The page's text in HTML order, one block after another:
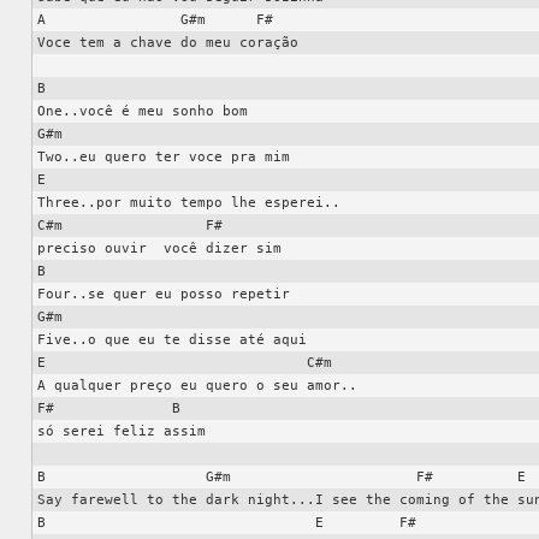
A                G#m      F#
Voce tem a chave do meu coração
B
One..você é meu sonho bom
G#m
Two..eu quero ter voce pra mim
E
Three..por muito tempo lhe esperei..
C#m                 F#
preciso ouvir  você dizer sim
B
Four..se quer eu posso repetir
G#m
Five..o que eu te disse até aqui
E                               C#m
A qualquer preço eu quero o seu amor..
F#              B
só serei feliz assim
B                   G#m                      F#          E
Say farewell to the dark night...I see the coming of the
B                                E         F#